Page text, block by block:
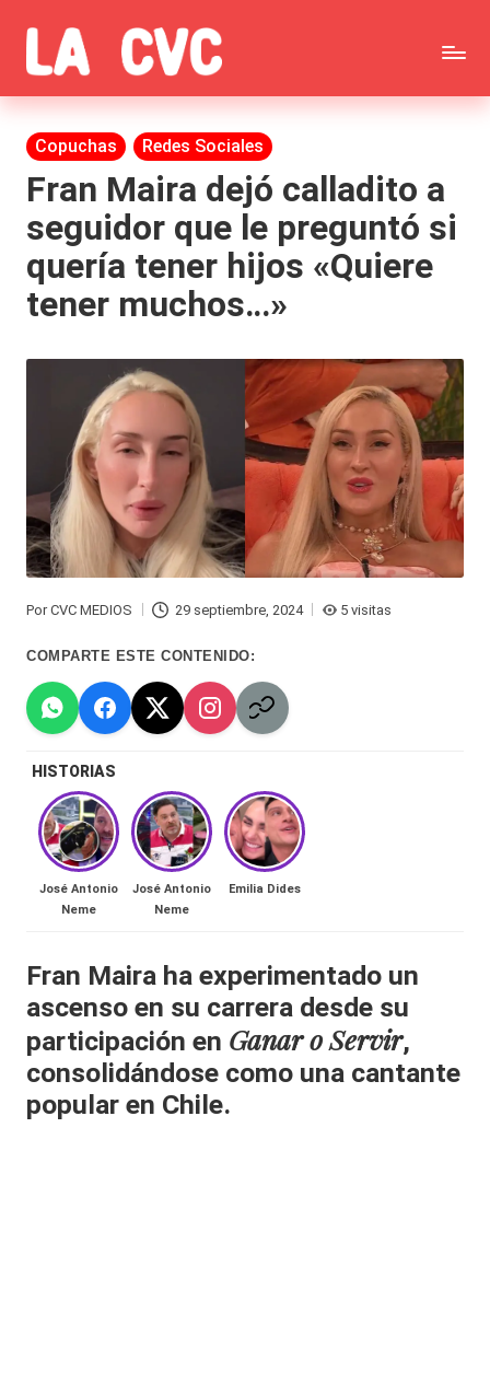
Saltar
al
contenido
C
o
p
u
c
h
a
s
ar
á
n
a
C
hi
le
n
a
🔥
e
al
it
y
s,
Todas
las
noticias
de
la
farándula,
Brava,
Gran
Hermano
-
Tendencias
Exclusivas
-
redes
lacvc.com
Publicada
en
Copuchas Redes Sociales
Fran Maira dejó calladito a
seguidor que le preguntó si
quería tener hijos «Quiere
tener muchos…»
PorCVC MEDIOS 29 septiembre, 2024 5 visitas
COMPARTE ESTE CONTENIDO:
HISTORIAS
José Antonio
Neme
José Antonio
Neme
Emilia Dides
Fran Maira ha experimentado un
ascenso en su carrera desde su
participación en Ganar o Servir,
consolidándose como una cantante
popular en Chile.